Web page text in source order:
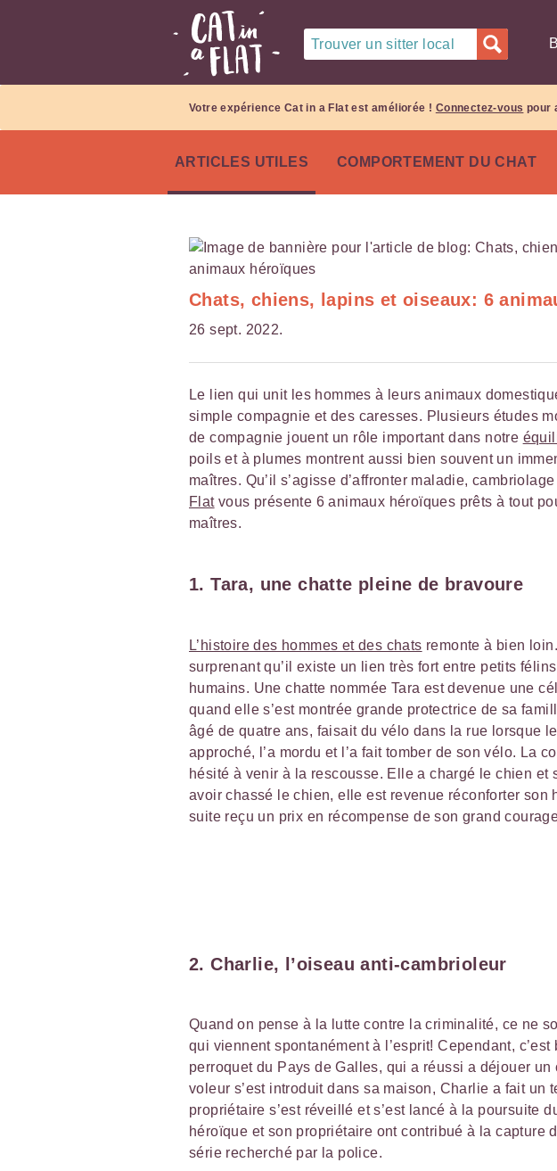
Trouver un sitter local
Votre expérience Cat in a Flat est améliorée ! Connectez-vous pour
ARTICLES UTILES COMPORTEMENT DU CHAT
Chats, chiens, lapins et oiseaux: 6
26 sept. 2022.
Le lien qui unit les hommes à leurs animaux
simple compagnie et des caresses. Plusieurs études
de compagnie jouent un rôle important dans notre
poils et à plumes montrent aussi bien souvent un
maîtres. Qu’il s’agisse d’affronter maladie,
Flatvous présente 6 animaux héroïques prêts à tout
maîtres.
1. Tara, une chatte pleine de bravoure
L’histoire des hommes et des chats remonte à bien
surprenant qu’il existe un lien très fort entre petits
humains. Une chatte nommée Tara est devenue une
quand elle s’est montrée grande protectrice de sa
âgé de quatre ans, faisait du vélo dans la rue lorsque
approché, l’a mordu et l’a fait tomber de son vélo. La
hésité à venir à la rescousse. Elle a chargé le chien et
avoir chassé le chien, elle est revenue réconforter son
suite reçu un prix en récompense de son grand
2. Charlie, l’oiseau anti-cambrioleur
Quand on pense à la lutte contre la criminalité, ce ne
qui viennent spontanément à l’esprit! Cependant,
perroquet du Pays de Galles, qui a réussi a déjouer un
voleur s’est introduit dans sa maison, Charlie a fait un
propriétaire s’est réveillé et s’est lancé à la poursuite
héroïque et son propriétaire ont contribué à la capture
série recherché par la police.